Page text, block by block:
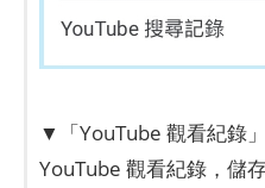
▼「YouTube 觀看紀錄
YouTube 觀看紀錄，儲